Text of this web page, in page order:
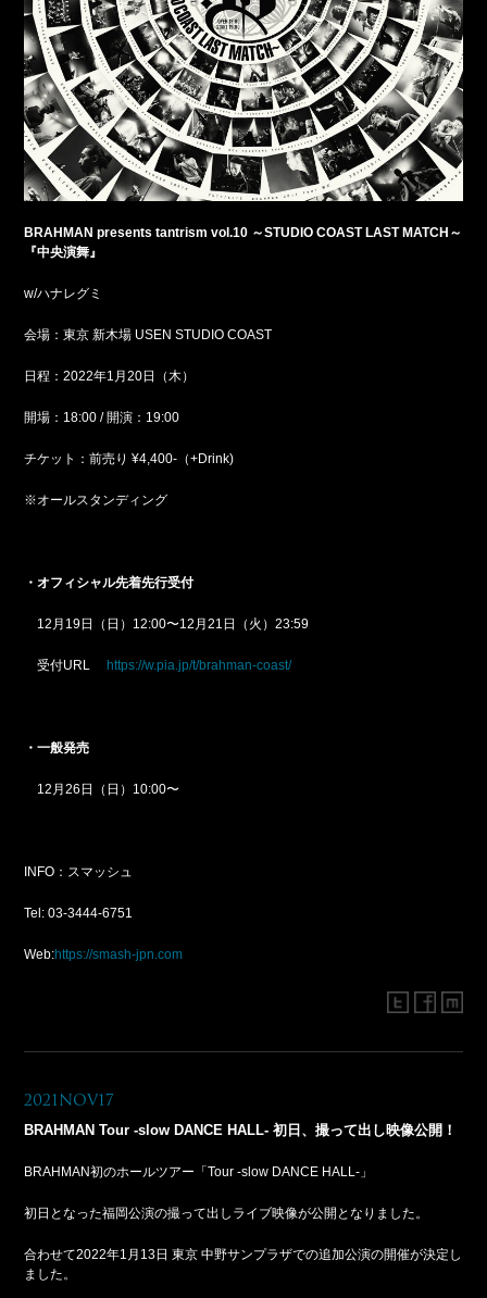
BRAHMAN presents tantrism vol.10 ～STUDIO COAST LAST MATCH～
『中央演舞』
w/ハナレグミ
会場：東京 新木場 USEN STUDIO COAST
日程：2022年1月20日（木）
開場：18:00 / 開演：19:00
チケット：前売り ¥4,400-（+Drink)
※オールスタンディング
・オフィシャル先着先行受付
12月19日（日）12:00〜12月21日（火）23:59
受付URL https://w.pia.jp/t/brahman-coast/
・一般発売
12月26日（日）10:00〜
INFO：スマッシュ
Tel: 03-3444-6751
Web:https://smash-jpn.com
2021Nov17
BRAHMAN Tour -slow DANCE HALL- 初日、撮って出し映像公開！
BRAHMAN初のホールツアー「Tour -slow DANCE HALL-」
初日となった福岡公演の撮って出しライブ映像が公開となりました。
合わせて2022年1月13日 東京 中野サンプラザでの追加公演の開催が決定し
ました。